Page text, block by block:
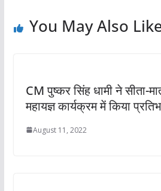
You May Also
CM पुष्कर सिंह धामी ने सीता-
महायज्ञ कार्यक्रम में किया
August 11, 2022